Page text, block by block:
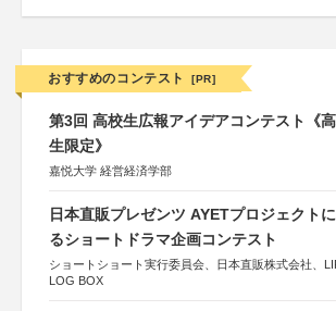
おすすめのコンテスト [PR]
第3回 高校生広報アイデアコンテスト《
生限定》
嘉悦大学 経営経済学部
日本直販プレゼンツ AYETプロジェクト
るショートドラマ企画コンテスト
ショートショート実行委員会、日本直販株式会社、
LOG BOX